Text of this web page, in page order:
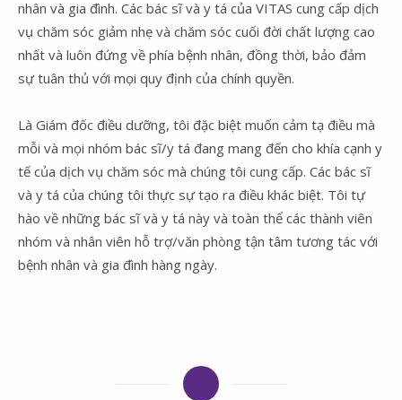
nhân và gia đình. Các bác sĩ và y tá của VITAS cung cấp dịch
vụ chăm sóc giảm nhẹ và chăm sóc cuối đời chất lượng cao
nhất và luôn đứng về phía bệnh nhân, đồng thời, bảo đảm
sự tuân thủ với mọi quy định của chính quyền.
Là Giám đốc điều dưỡng, tôi đặc biệt muốn cảm tạ điều mà
mỗi và mọi nhóm bác sĩ/y tá đang mang đến cho khía cạnh y
tế của dịch vụ chăm sóc mà chúng tôi cung cấp. Các bác sĩ
và y tá của chúng tôi thực sự tạo ra điều khác biệt. Tôi tự
hào về những bác sĩ và y tá này và toàn thể các thành viên
nhóm và nhân viên hỗ trợ/văn phòng tận tâm tương tác với
bệnh nhân và gia đình hàng ngày.